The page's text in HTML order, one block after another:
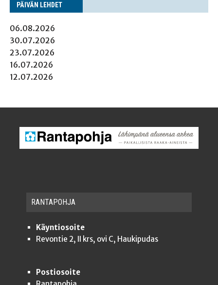
PÄI­VÄN LEHDET
06.08.2026
30.07.2026
23.07.2026
16.07.2026
12.07.2026
RAN­TA­POH­JA
Käyntiosoite
Revontie 2, II krs, ovi C, Haukipudas
Postiosoite